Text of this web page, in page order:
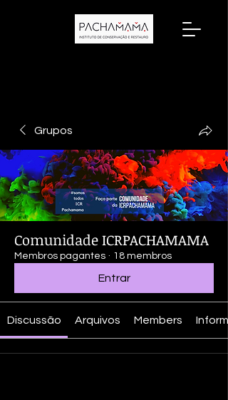
Grupos
Comunidade ICRPACHAMAMA
Membros pagantes · 18 membros
Entrar
Discussão Arquivos Members